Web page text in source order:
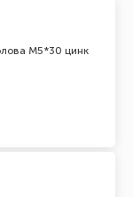
М5*30 цинк